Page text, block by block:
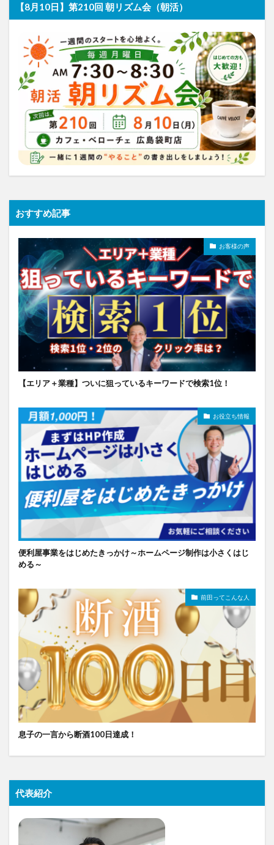
【8月10日】第210回 朝リズム会（朝活）
おすすめ記事
お客様の声
【エリア＋業種】ついに狙っているキーワードで検索1位！
お役立ち情報
便利屋事業をはじめたきっかけ～ホームページ制作は小さくはじ
める～
前田ってこんな人
息子の一言から断酒100日達成！
代表紹介